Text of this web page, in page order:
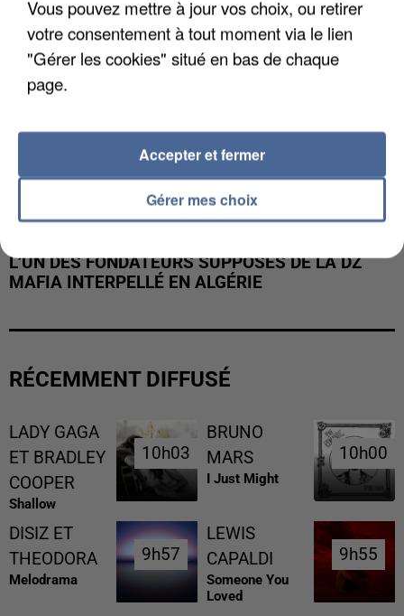
L’UN DES FONDATEURS SUPPOSÉS DE LA DZ
MAFIA INTERPELLÉ EN ALGÉRIE
RÉCEMMENT DIFFUSÉ
LADY GAGA
ET BRADLEY
COOPER
Shallow
10h03
10h03
BRUNO
MARS
I Just Might
10h00
10h00
DISIZ ET
THEODORA
Melodrama
9h57
9h57
LEWIS
CAPALDI
Someone You
Loved
9h55
9h55
Vous pouvez mettre à jour vos choix, ou retirer
votre consentement à tout moment via le lien
"Gérer les cookies" situé en bas de chaque
page.
Gérer mes choix
Accepter et fermer